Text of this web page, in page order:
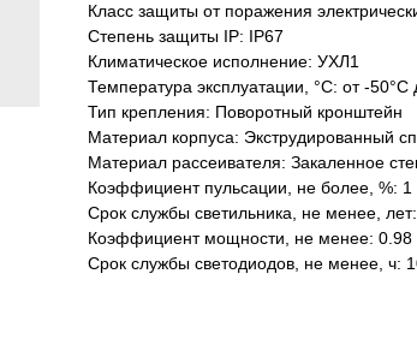
Класс защиты от поражения
Степень защиты IP: IP67
Климатическое исполнение: УХЛ1
Температура эксплуатации, °С: от -50°C
Тип крепления: Поворотный кронштейн
Материал корпуса: Экструдированный
Материал рассеивателя: Закаленное
Коэффициент пульсации, не более, %: 1
Срок службы светильника, не менее,
Коэффициент мощности, не менее: 0.98
Срок службы светодиодов, не менее, ч: